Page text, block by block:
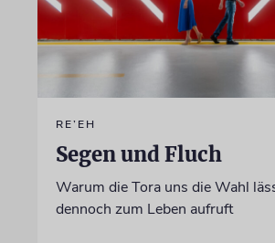
RE’EH
Segen und Fluch
Warum die Tora uns die Wahl
dennoch zum Leben aufruft